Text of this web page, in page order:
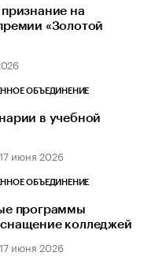
на
«Золотой
ОБЪЕДИНЕНИЕ
в учебной
17 июня 2026
ОБЪЕДИНЕНИЕ
программы
колледжей
17 июня 2026